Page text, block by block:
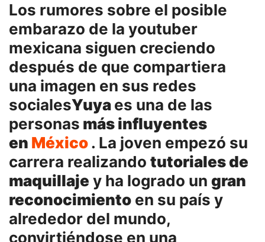
Los rumores sobre el posible
embarazo de la youtuber
mexicana siguen creciendo
después de que compartiera
una imagen en sus redes
socialesYuyaes una de las
personas más influyentes
en México. La joven empezó su
carrera realizando tutoriales de
maquillaje y ha logrado un gran
reconocimiento en su país y
alrededor del mundo,
convirtiéndose en una